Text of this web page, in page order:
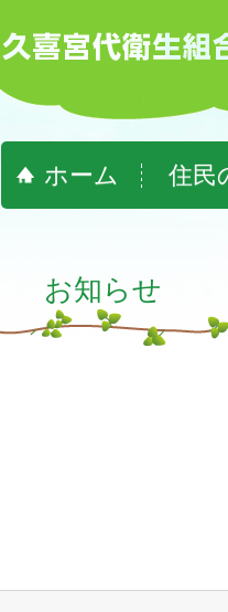
ホーム 住民
お知らせ